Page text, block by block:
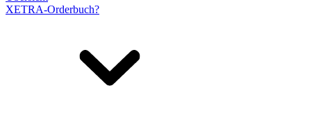
XETRA-Orderbuch?